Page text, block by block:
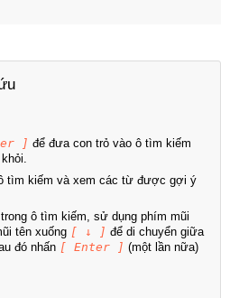
] để đưa con trỏ vào ô tìm kiếm
tìm kiếm và xem các từ được gợi ý
ô tìm kiếm, sử dụng phím mũi
tên xuống [ ↓ ] để di chuyển giữa
đó nhấn [ Enter ] (một lần nữa)